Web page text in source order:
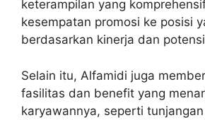
keterampilan yang
kesempatan promosi ke posisi
berdasarkan kinerja dan
Selain itu, Alfamidi juga
fasilitas dan benefit yang
karyawannya, seperti